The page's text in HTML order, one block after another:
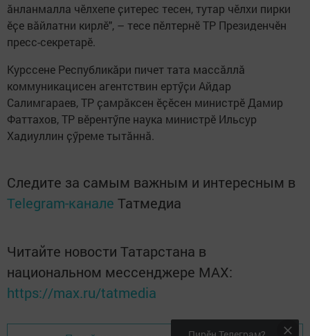
ӑнланмалла чӗлхепе ҫитерес тесен, тутар чӗлхи пирки
ӗҫе вӑйлатни кирлӗ", – тесе пӗлтернӗ ТР Президенчӗн
пресс-секретарӗ.
Курссене Республикӑри пичет тата массӑллӑ
коммуникацисен агентствин ертӳҫи Айдар
Салимгараев, ТР ҫамрӑксен ӗҫӗсен министрӗ Дамир
Фаттахов, ТР вӗрентӳпе наука министрӗ Ильсур
Хадиуллин ҫӳреме тытӑннӑ.
Следите за самым важным и интересным в
Telegram-канале Татмедиа
Читайте новости Татарстана в
национальном мессенджере MАХ:
https://max.ru/tatmedia